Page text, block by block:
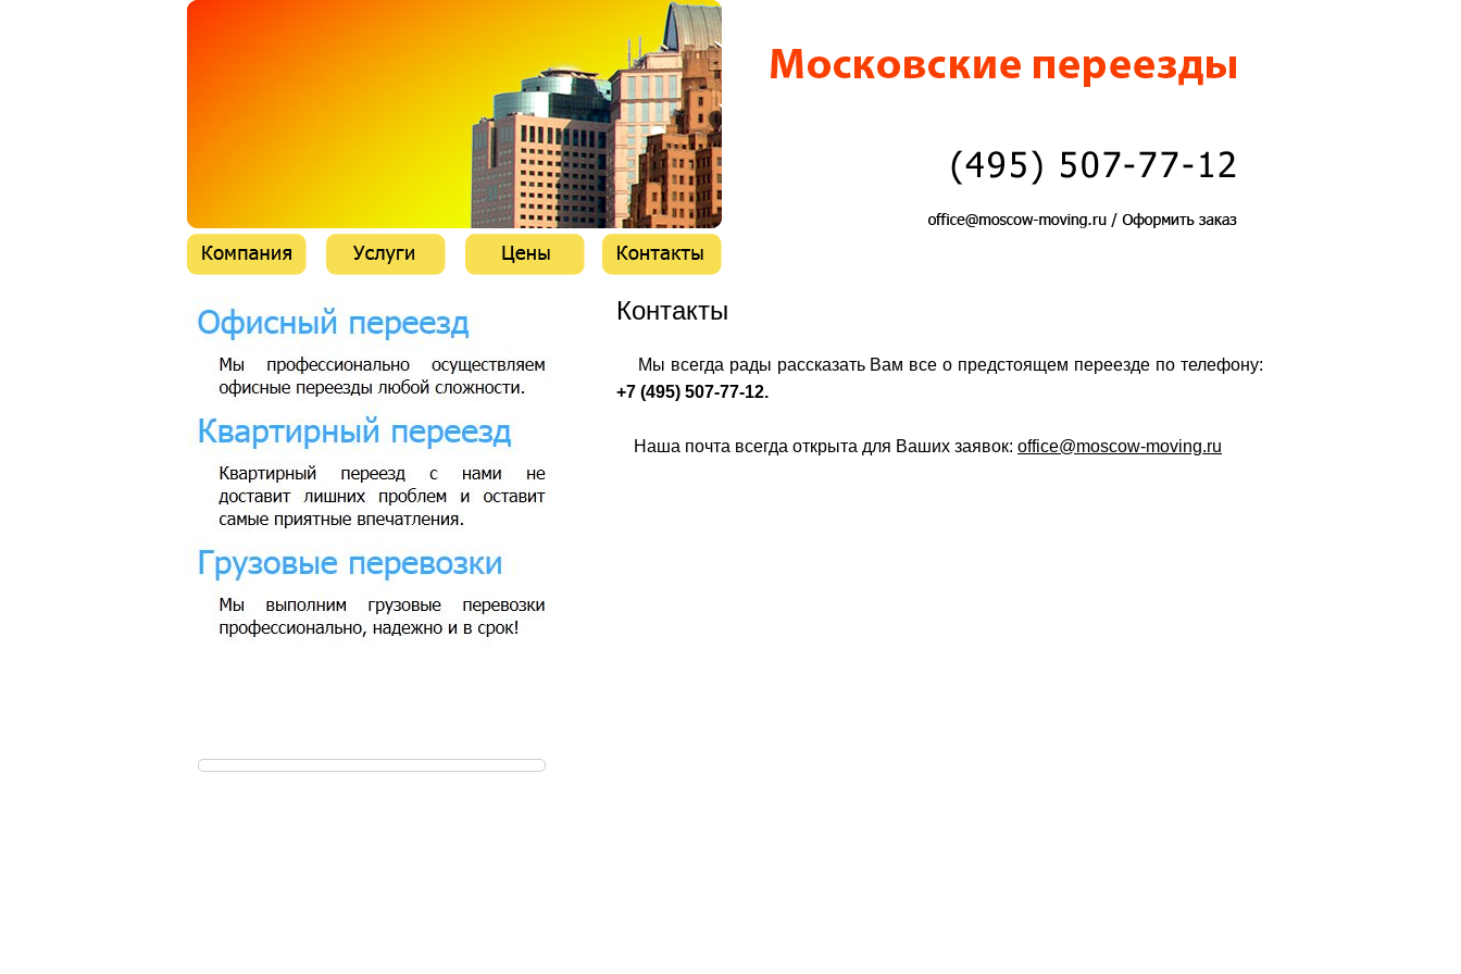
Контакты
Мы всегда рады рассказать Вам все о предстоящем переезде по телефону:
+7 (495) 507-77-12.
Наша почта всегда открыта для Ваших заявок: office@moscow-moving.ru